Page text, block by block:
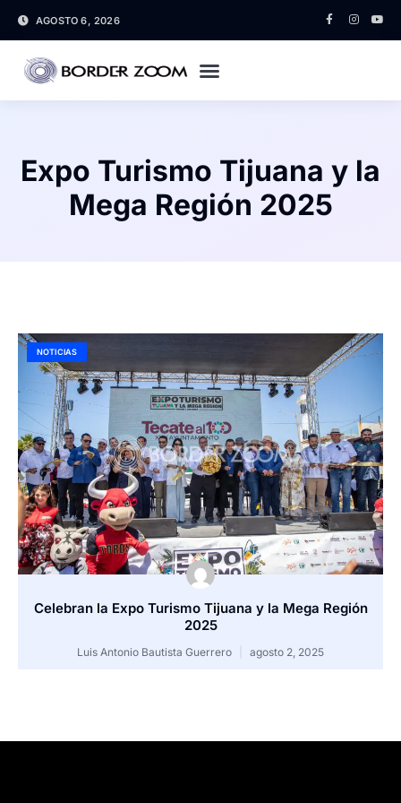
AGOSTO 6, 2026
Expo Turismo Tijuana y la
Mega Región 2025
NOTICIAS
Celebran la Expo Turismo Tijuana y la Mega Región
2025
Luis Antonio Bautista Guerrero agosto 2, 2025